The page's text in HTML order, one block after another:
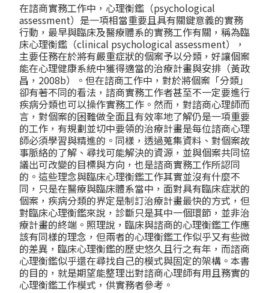
在諮商實務工作中，心理衡鑑（psychological
assessment）是一項相當重要且具有關鍵意義的實務
行動，最早與臨床及醫療體系的實務工作有關，稱為臨
床心理衡鑑（clinical psychological assessment），
主要任務在於將有嚴重症狀的個案予以分類，好讓個案
能在心理健康系統中獲得適當的治療計畫與安排（黃政
昌，2008b）。但在諮商工作中，對於將個案「分類」
卻有著不同的看法，諮商實務工作者甚至不一定要進行
疾病分類也可以操作實務工作。然而，對諮商心理師而
言，對個案的困難做全面且有效率地了解仍是一項重要
的工作，有規劃並切中要領的治療計畫是每位諮商心理
師必須學習與精進的。同樣，透過蒐集資料、對個案故
事脈絡的了解、尋找可能解決的資源，並與個案共同協
議出可改變的目標與方向，也是諮商實務工作所認同
的。這些理念與臨床心理衡鑑工作其實並沒有什麼不
同，只是在醫療與臨床體系當中，面對具有臨床症狀的
個案，疾病分類的界定是制訂治療計畫最快的方式，但
對臨床心理衡鑑來說，診斷只是其中一個環節，並非治
療計畫的終端。照理說，臨床與諮商的心理衡鑑工作應
該有同樣的理念，但兩者的心理衡鑑工作似乎又有些微
的差異，臨床心理衡鑑的歷史悠久且行之有年，而諮商
心理衡鑑似乎還在尋找自己的模式與固定的架構。本書
的目的，就是期望能整理出對諮商心理師有用且務實的
心理衡鑑工作模式，供實務者參考。